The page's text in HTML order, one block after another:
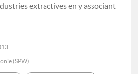
extractives en y associant
(SPW)